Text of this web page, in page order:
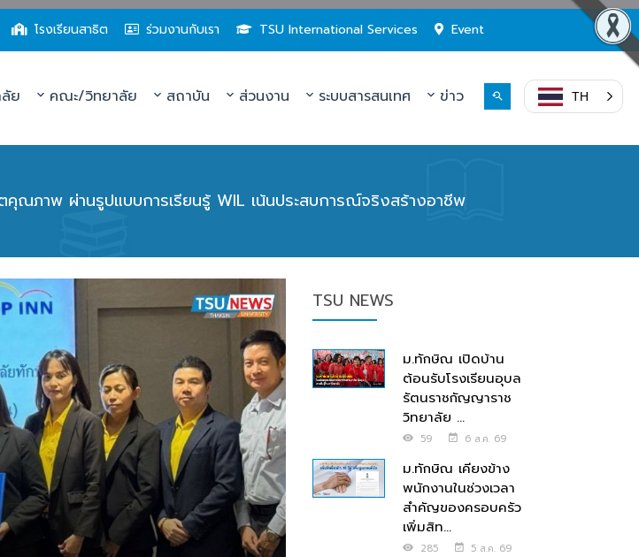
โรงเรียนสาธิต ร่วมงานกับเรา TSU International Services Event
ย คณะ/วิทยาลัย สถาบัน ส่วนงาน ระบบสารสนเทศ ข่าว TH
ภาพ ผ่านรูปแบบการเรียนรู้ WIL เน้นประสบการณ์จริงสร้างอาชีพ
TSU NEWS
ม.ทักษิณ เปิดบ้าน
ต้อนรับโรงเรียนอุบล
รัตนราชกัญญาราช
วิทยาลัย ...
59 6 ส.ค. 69
ม.ทักษิณ เคียงข้าง
พนักงานในช่วงเวลา
สำคัญของครอบครัว
เพิ่มสิท...
285 5 ส.ค. 69